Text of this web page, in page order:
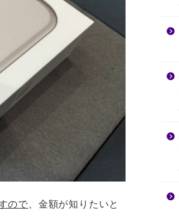
ので 、金額が知りたいと